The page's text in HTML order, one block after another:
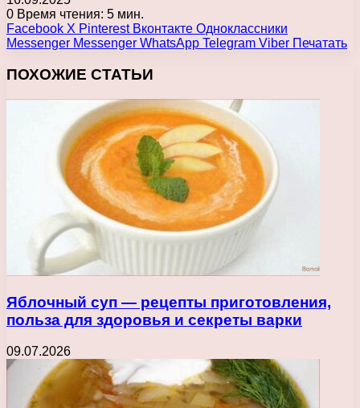
0 Время чтения: 5 мин.
Facebook X Pinterest Вконтакте Одноклассники
Messenger Messenger WhatsApp Telegram Viber Печатать
ПОХОЖИЕ СТАТЬИ
Яблочный суп — рецепты приготовления,
польза для здоровья и секреты варки
09.07.2026